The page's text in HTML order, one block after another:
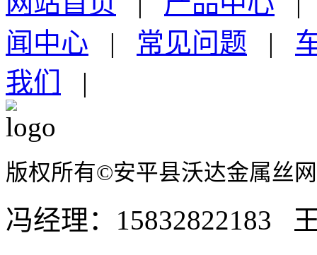
闻中心 | 常见问题 |
我们
|
版权所有©安平县沃达金属丝
冯经理：15832822183